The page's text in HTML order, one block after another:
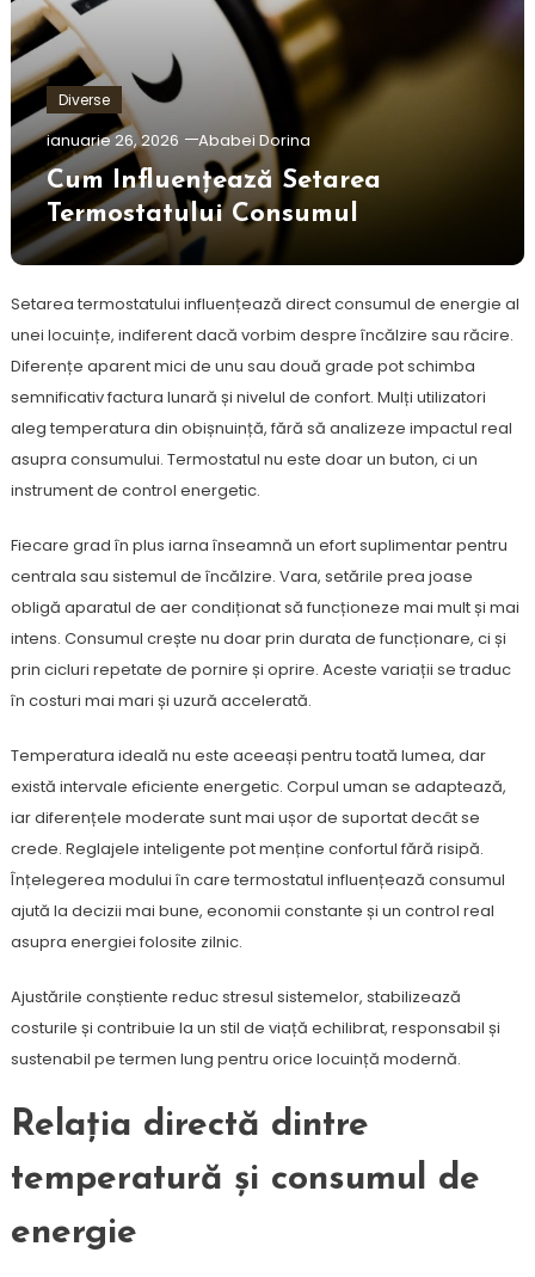
Diverse
ianuarie 26, 2026 Ababei Dorina
Cum Influențează Setarea
Termostatului Consumul
Setarea termostatului influențează direct consumul de energie al
unei locuințe, indiferent dacă vorbim despre încălzire sau răcire.
Diferențe aparent mici de unu sau două grade pot schimba
semnificativ factura lunară și nivelul de confort. Mulți utilizatori
aleg temperatura din obișnuință, fără să analizeze impactul real
asupra consumului. Termostatul nu este doar un buton, ci un
instrument de control energetic.
Fiecare grad în plus iarna înseamnă un efort suplimentar pentru
centrala sau sistemul de încălzire. Vara, setările prea joase
obligă aparatul de aer condiționat să funcționeze mai mult și mai
intens. Consumul crește nu doar prin durata de funcționare, ci și
prin cicluri repetate de pornire și oprire. Aceste variații se traduc
în costuri mai mari și uzură accelerată.
Temperatura ideală nu este aceeași pentru toată lumea, dar
există intervale eficiente energetic. Corpul uman se adaptează,
iar diferențele moderate sunt mai ușor de suportat decât se
crede. Reglajele inteligente pot menține confortul fără risipă.
Înțelegerea modului în care termostatul influențează consumul
ajută la decizii mai bune, economii constante și un control real
asupra energiei folosite zilnic.
Ajustările conștiente reduc stresul sistemelor, stabilizează
costurile și contribuie la un stil de viață echilibrat, responsabil și
sustenabil pe termen lung pentru orice locuință modernă.
Relația directă dintre
temperatură și consumul de
energie